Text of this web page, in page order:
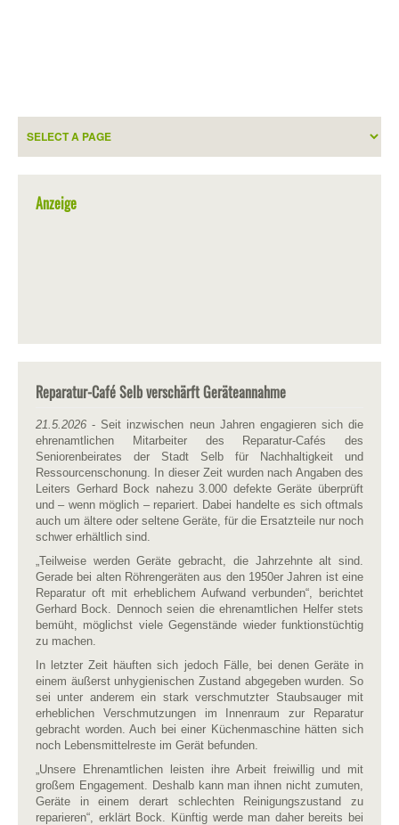
Anzeige
Reparatur-Café Selb verschärft Geräteannahme
21.5.2026 - Seit inzwischen neun Jahren engagieren sich die
ehrenamtlichen Mitarbeiter des Reparatur-Cafés des
Seniorenbeirates der Stadt Selb für Nachhaltigkeit und
Ressourcenschonung. In dieser Zeit wurden nach Angaben des
Leiters Gerhard Bock nahezu 3.000 defekte Geräte überprüft
und – wenn möglich – repariert. Dabei handelte es sich oftmals
auch um ältere oder seltene Geräte, für die Ersatzteile nur noch
schwer erhältlich sind.
„Teilweise werden Geräte gebracht, die Jahrzehnte alt sind.
Gerade bei alten Röhrengeräten aus den 1950er Jahren ist eine
Reparatur oft mit erheblichem Aufwand verbunden“, berichtet
Gerhard Bock. Dennoch seien die ehrenamtlichen Helfer stets
bemüht, möglichst viele Gegenstände wieder funktionstüchtig
zu machen.
In letzter Zeit häuften sich jedoch Fälle, bei denen Geräte in
einem äußerst unhygienischen Zustand abgegeben wurden. So
sei unter anderem ein stark verschmutzter Staubsauger mit
erheblichen Verschmutzungen im Innenraum zur Reparatur
gebracht worden. Auch bei einer Küchenmaschine hätten sich
noch Lebensmittelreste im Gerät befunden.
„Unsere Ehrenamtlichen leisten ihre Arbeit freiwillig und mit
großem Engagement. Deshalb kann man ihnen nicht zumuten,
Geräte in einem derart schlechten Reinigungszustand zu
reparieren“, erklärt Bock. Künftig werde man daher bereits bei